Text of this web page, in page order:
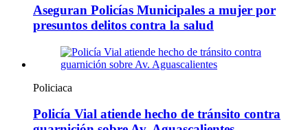
Aseguran Policías Municipales a mujer por
presuntos delitos contra la salud
Policiaca
Policía Vial atiende hecho de tránsito contra